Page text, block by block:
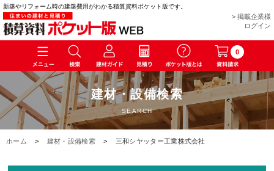
新築やリフォーム時の建築費用がわかる積算資料ポケット版です。
> 掲載企業様
ログイン
0
建材・設備検索
SEARCH
ホーム > 建材・設備検索 > 三和シヤッター工業株式会社